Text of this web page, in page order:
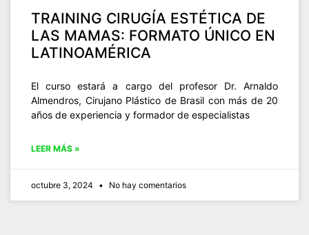
TRAINING CIRUGÍA ESTÉTICA DE
LAS MAMAS: FORMATO ÚNICO EN
LATINOAMÉRICA
El curso estará a cargo del profesor Dr. Arnaldo
Almendros, Cirujano Plástico de Brasil con más de 20
años de experiencia y formador de especialistas
LEER MÁS »
octubre 3, 2024 No hay comentarios